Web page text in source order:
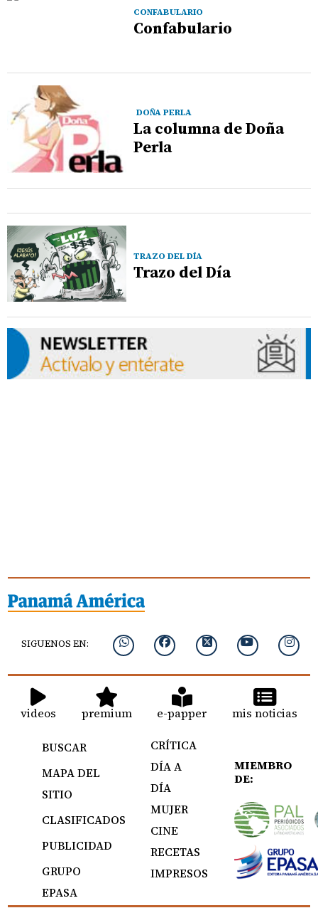
CONFABULARIO
Confabulario
DOÑA PERLA
La columna de Doña
Perla
TRAZO DEL DÍA
Trazo del Día
SIGUENOS EN:
videos premium e-papper mis noticias
BUSCAR
MAPA DEL
SITIO
CLASIFICADOS
PUBLICIDAD
GRUPO
EPASA
CRÍTICA
DÍA A
DÍA
MUJER
CINE
RECETAS
IMPRESOS
MIEMBRO
DE: